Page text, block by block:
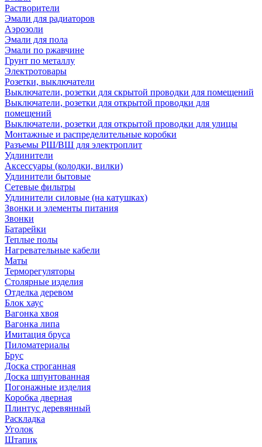
Растворители
Эмали для радиаторов
Аэрозоли
Эмали для пола
Эмали по ржавчине
Грунт по металлу
Электротовары
Розетки, выключатели
Выключатели, розетки для скрытой проводки для помещений
Выключатели, розетки для открытой проводки для
помещений
Выключатели, розетки для открытой проводки для улицы
Монтажные и распределительные коробки
Разъемы РШ/ВШ для электроплит
Удлинители
Аксессуары (колодки, вилки)
Удлинители бытовые
Сетевые фильтры
Удлинители силовые (на катушках)
Звонки и элементы питания
Звонки
Батарейки
Теплые полы
Нагревательные кабели
Маты
Терморегуляторы
Столярные изделия
Отделка деревом
Блок хаус
Вагонка хвоя
Вагонка липа
Имитация бруса
Пиломатериалы
Брус
Доска строганная
Доска шпунтованная
Погонажные изделия
Коробка дверная
Плинтус деревянный
Раскладка
Уголок
Штапик